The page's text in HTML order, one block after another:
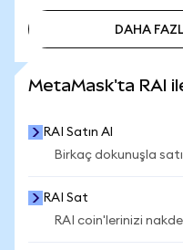
DAHA
MetaMask'ta RAI
RAI Satın Al
Birkaç dokunuşla
RAI Sat
RAI coin'lerinizi